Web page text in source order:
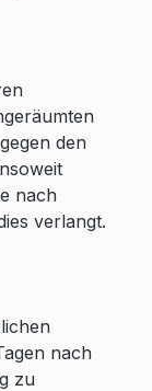
den
nach
verlangt.
nach
zu